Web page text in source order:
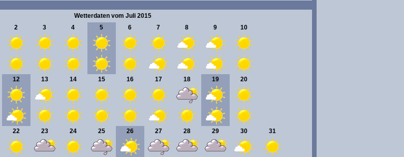
Wetterdaten vom Juli 2015
2 3 4 5 6 7 8 9 10
12 13 14 15 16 17 18 19 20
22 23 24 25 26 27 28 29 30 31